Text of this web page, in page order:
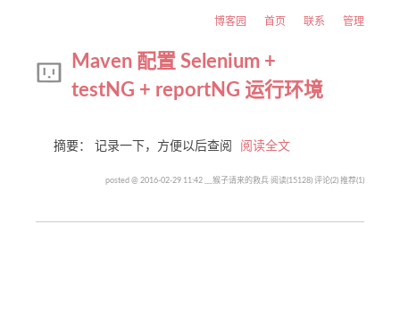
博客园 首页 联系 管理
Maven 配置 Selenium +
testNG + reportNG 运行环境
摘要： 记录一下，方便以后查阅 阅读全文
posted @ 2016-02-29 11:42 ﹏猴子请来的救兵 阅读(15128) 评论(2) 推荐(1)